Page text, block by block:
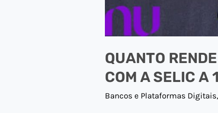
QUANTO
COM A SELIC A
Bancos e Plataformas Digitais,